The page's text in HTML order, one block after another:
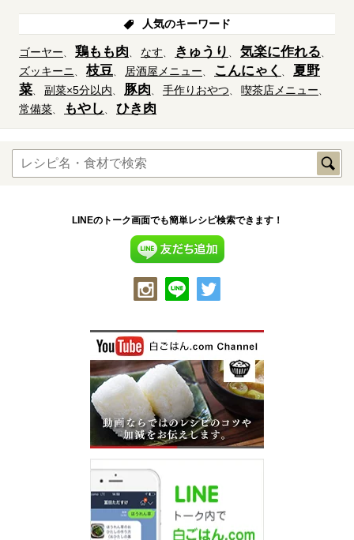
人気のキーワード
ゴーヤー 鶏もも肉 なす きゅうり 気楽に作れる
ズッキーニ 枝豆 居酒屋メニュー こんにゃく
夏野
菜
副菜×5分以内 豚肉 手作りおやつ
喫茶店メニュー
常備菜
もやし ひき肉
LINEのトーク画面でも簡単レシピ検索できます！